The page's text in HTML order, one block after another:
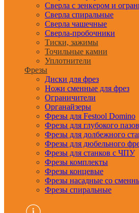
Сверла с зенкером и
Сверла спиральные
Сверла чашечные
Сверла-пробочники
Тиски, зажимы
Точильные камни
Уплотнители
Фрезы
Диски для фрез
Ножи сменные для фрез
Ограничители
Органайзеры
Фрезы для Festool Domino
Фрезы для глубокого
Фрезы для долбежного
Фрезы для дюбельного
Фрезы для станков с ЧПУ
Фрезы комплекты
Фрезы концевые
Фрезы насадные со
Фрезы спиральные